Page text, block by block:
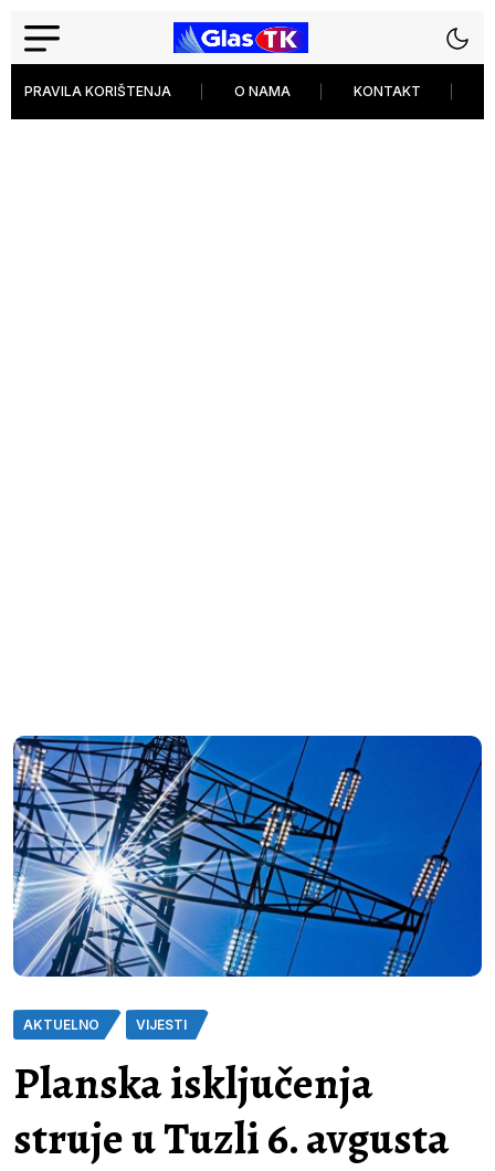
PRAVILA KORIŠTENJA O NAMA KONTAKT
AKTUELNO VIJESTI
Planska isključenja
struje u Tuzli 6. avgusta